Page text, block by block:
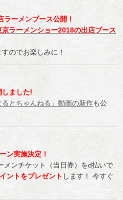
ーメンブース公開！
京ラーメンショー2018の出店ブース
のでお楽しみに！
しました!
とちゃんねる」動画の新作も公
ン実施決定！
メンチケット（当日券）をd払いで
ントをプレゼント します！ 今すぐ